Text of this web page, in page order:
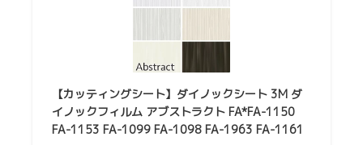
【カッティングシート】ダイノックシート 3M ダ
イノックフィルム アブストラクト FA*FA-1150
FA-1153 FA-1099 FA-1098 FA-1963 FA-1161